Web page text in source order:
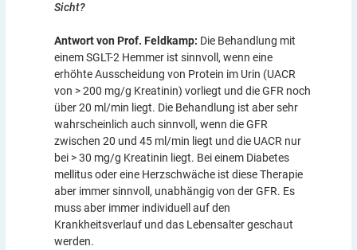
Sicht?
Antwort von Prof. Feldkamp: Die Behandlung mit
einem SGLT-2 Hemmer ist sinnvoll, wenn eine
erhöhte Ausscheidung von Protein im Urin (UACR
von > 200 mg/g Kreatinin) vorliegt und die GFR noch
über 20 ml/min liegt. Die Behandlung ist aber sehr
wahrscheinlich auch sinnvoll, wenn die GFR
zwischen 20 und 45 ml/min liegt und die UACR nur
bei > 30 mg/g Kreatinin liegt. Bei einem Diabetes
mellitus oder eine Herzschwäche ist diese Therapie
aber immer sinnvoll, unabhängig von der GFR. Es
muss aber immer individuell auf den
Krankheitsverlauf und das Lebensalter geschaut
werden.